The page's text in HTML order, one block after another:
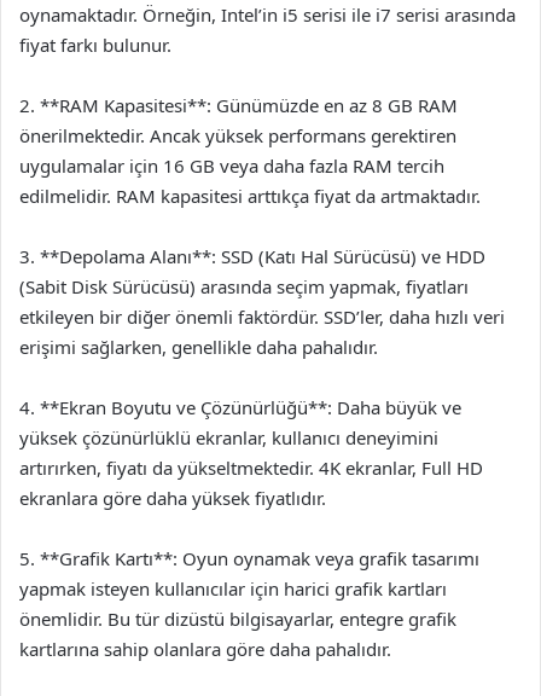
oynamaktadır. Örneğin, Intel’in i5 serisi ile i7 serisi arasında
fiyat farkı bulunur.
2. **RAM Kapasitesi**: Günümüzde en az 8 GB RAM
önerilmektedir. Ancak yüksek performans gerektiren
uygulamalar için 16 GB veya daha fazla RAM tercih
edilmelidir. RAM kapasitesi arttıkça fiyat da artmaktadır.
3. **Depolama Alanı**: SSD (Katı Hal Sürücüsü) ve HDD
(Sabit Disk Sürücüsü) arasında seçim yapmak, fiyatları
etkileyen bir diğer önemli faktördür. SSD’ler, daha hızlı veri
erişimi sağlarken, genellikle daha pahalıdır.
4. **Ekran Boyutu ve Çözünürlüğü**: Daha büyük ve
yüksek çözünürlüklü ekranlar, kullanıcı deneyimini
artırırken, fiyatı da yükseltmektedir. 4K ekranlar, Full HD
ekranlara göre daha yüksek fiyatlıdır.
5. **Grafik Kartı**: Oyun oynamak veya grafik tasarımı
yapmak isteyen kullanıcılar için harici grafik kartları
önemlidir. Bu tür dizüstü bilgisayarlar, entegre grafik
kartlarına sahip olanlara göre daha pahalıdır.